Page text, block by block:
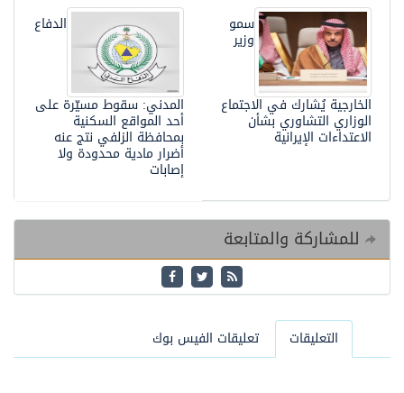
الدفاع
المدني: سقوط مسيّرة على
أحد المواقع السكنية
بمحافظة الزلفي نتج عنه
أضرار مادية محدودة ولا
إصابات
سمو
وزير
الخارجية يُشارك في الاجتماع
الوزاري التشاوري بشأن
الاعتداءات الإيرانية
للمشاركة والمتابعة
التعليقات تعليقات الفيس بوك